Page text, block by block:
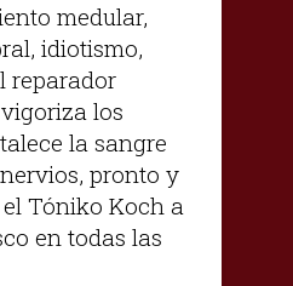
medular,
idiotismo,
reparador
los
la sangre
pronto y
Tóniko Koch a
en todas las